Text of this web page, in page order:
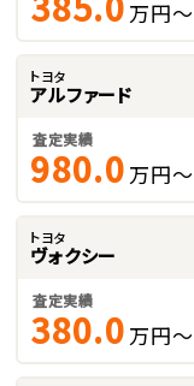
万円～
トヨタ
アルファード
査定実績
980.0 万円～
トヨタ
ヴォクシー
査定実績
380.0 万円～